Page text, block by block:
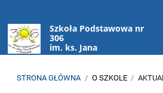
Szkoła Podstawowa nr
306
im. ks. Jana
Twardowskiego
STRONA GŁÓWNA / O SZKOLE /